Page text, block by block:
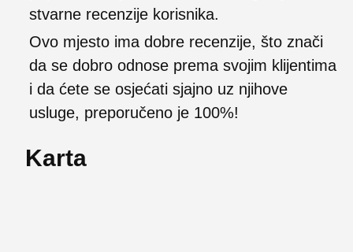
stvarne recenzije korisnika.
Ovo mjesto ima dobre recenzije, što znači
da se dobro odnose prema svojim klijentima
i da ćete se osjećati sjajno uz njihove
usluge, preporučeno je 100%!
Karta